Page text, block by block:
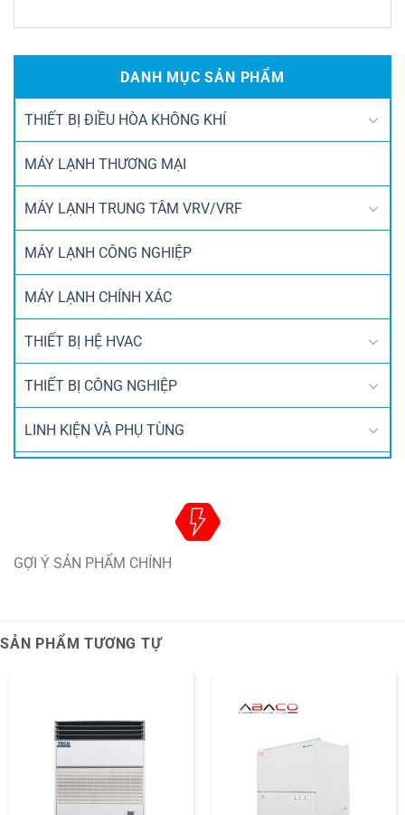
DANH MỤC SẢN PHẨM
THIẾT BỊ ĐIỀU HÒA KHÔNG KHÍ
MÁY LẠNH THƯƠNG MẠI
MÁY LẠNH TRUNG TÂM VRV/VRF
MÁY LẠNH CÔNG NGHIỆP
MÁY LẠNH CHÍNH XÁC
THIẾT BỊ HỆ HVAC
THIẾT BỊ CÔNG NGHIỆP
LINH KIỆN VÀ PHỤ TÙNG
GỢI Ý SẢN PHẨM CHÍNH
SẢN PHẨM TƯƠNG TỰ